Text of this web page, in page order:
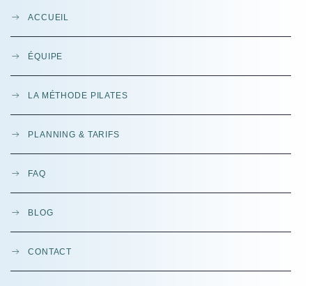
ACCUEIL
ÉQUIPE
LA MÉTHODE PILATES
PLANNING & TARIFS
FAQ
BLOG
CONTACT